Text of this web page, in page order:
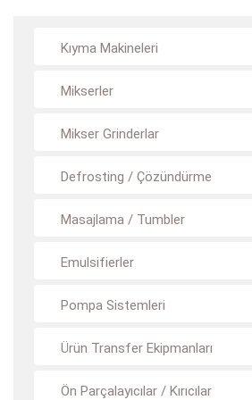
Kıyma Makineleri
Mikserler
Mikser Grinderlar
Defrosting / Çözündürme
Masajlama / Tumbler
Emulsifierler
Pompa Sistemleri
Ürün Transfer Ekipmanları
Ön Parçalayıcılar / Kırıcılar